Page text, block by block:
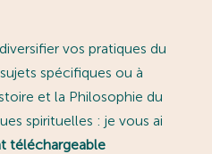
vos pratiques du
spécifiques ou à
et la Philosophie du
spirituelles : je vous ai
téléchargeable